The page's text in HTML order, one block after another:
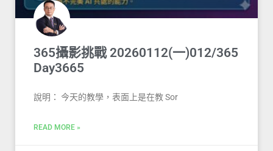
365攝影挑戰 20260112(一)012/365
Day3665
說明： 今天的教學，表面上是在教 Sor
READ MORE »